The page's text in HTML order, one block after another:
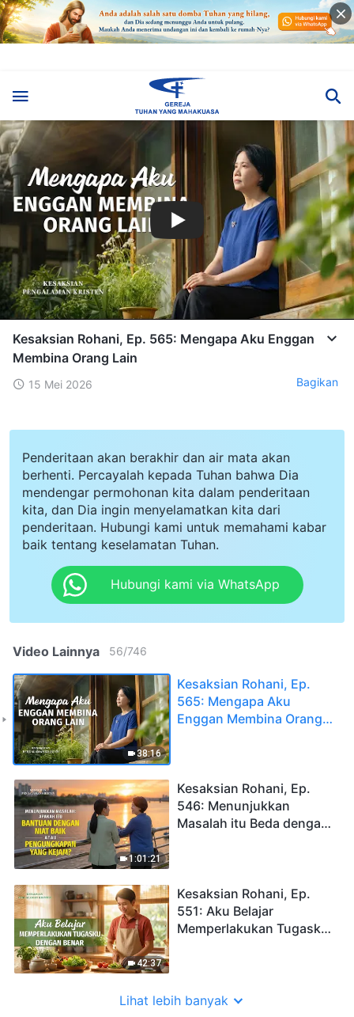
Kesaksian Rohani, Ep. 565: Mengapa Aku Enggan
Membina Orang Lain
15 Mei 2026 Bagikan
Penderitaan akan berakhir dan air mata akan
berhenti. Percayalah kepada Tuhan bahwa Dia
mendengar permohonan kita dalam penderitaan
kita, dan Dia ingin menyelamatkan kita dari
penderitaan. Hubungi kami untuk memahami kabar
baik tentang keselamatan Tuhan.
Hubungi kami via WhatsApp
Video Lainnya 56/746
38:16
Kesaksian Rohani, Ep.
565: Mengapa Aku
Enggan Membina Orang
1:01:21
Kesaksian Rohani, Ep.
546: Menunjukkan
Masalah itu Beda dengan
42:37
Kesaksian Rohani, Ep.
551: Aku Belajar
Memperlakukan Tugasku
Lihat lebih banyak